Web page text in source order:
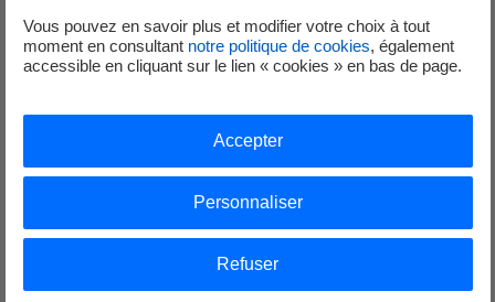
centrale, niveau sonore qui correspond à celui d'une
conversation courante.
Sécurité
Les réservoirs sont conçus pour résister à tous types de
risques naturels ou non. Leur tenue mécanique assure
l'intégrité des ouvrages en cas en cas d‘évènements
Vous pouvez en savoir plus et modifier votre choix à tout
moment en consultant notre politique de cookies, également
accessible en cliquant sur le lien « cookies » en bas de page.
Refuser
Personnaliser
Accepter